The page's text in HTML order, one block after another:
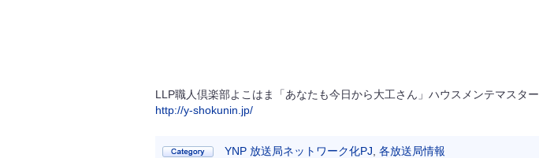
LLP職人倶楽部よこはま「あなたも今日から大工さん」ハウスメンテマスター
http://y-shokunin.jp/
YNP 放送局ネットワーク化PJ 各放送局情報